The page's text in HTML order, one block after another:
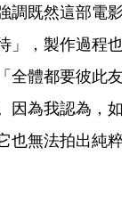
調既然這部電影
」，製作過程也
全體都要彼此友
因為我認為，如
也無法拍出純粹